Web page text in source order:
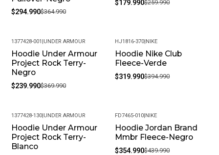
$294.990$364.990
$179.990$259.990
-35%
1377428-001 |UNDER ARMOUR
Hoodie Under Armour
Project Rock Terry-
Negro
$239.990$369.990
-19%
HJ1816-370|NIKE
Hoodie Nike Club
Fleece-Verde
$319.990$394.990
-35%
1377428-130|UNDER ARMOUR
Hoodie Under Armour
Project Rock Terry-
Blanco
-19%
FD7465-010|NIKE
Hoodie Jordan Brand
Mmbr Fleece-Negro
$354.990$439.990